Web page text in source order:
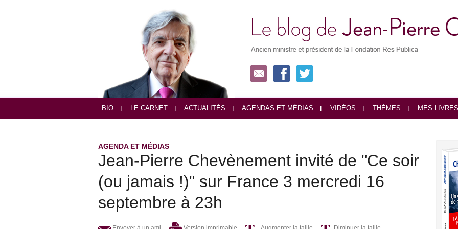
BIO LE CARNET ACTUALITÉS AGENDAS ET MÉDIAS VIDÉOS THÈMES MES LIVRES
AGENDA ET MÉDIAS
Jean-Pierre Chevènement invité de "Ce soir
(ou jamais !)" sur France 3 mercredi 16
septembre à 23h